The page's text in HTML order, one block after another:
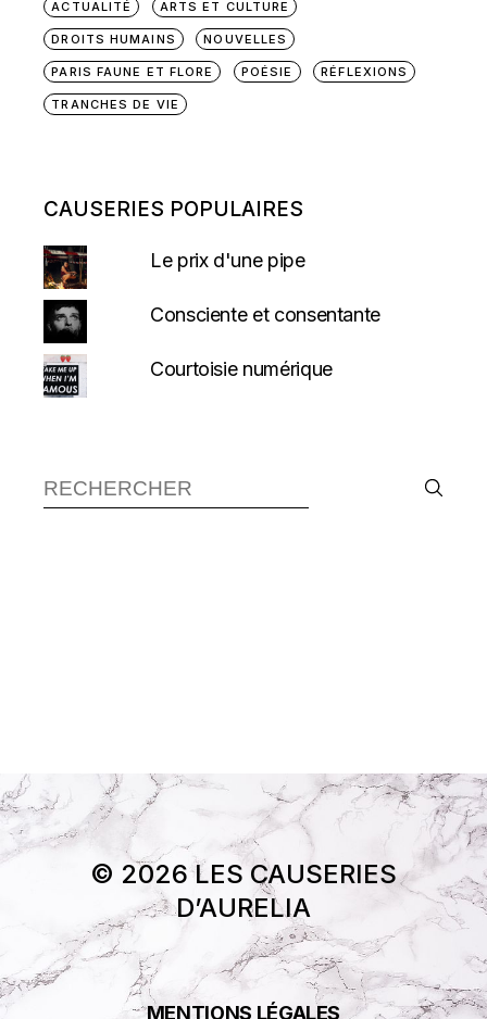
ACTUALITÉ ARTS ET CULTURE
DROITS HUMAINS NOUVELLES
PARIS FAUNE ET FLORE POÉSIE RÉFLEXIONS
TRANCHES DE VIE
CAUSERIES POPULAIRES
Le prix d'une pipe
Consciente et consentante
Courtoisie numérique
Recherche :
© 2026 LES CAUSERIES
D’AURELIA
MENTIONS LÉGALES